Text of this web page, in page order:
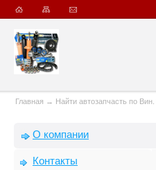
Главная → Найти автозапчасть по
О компании
Контакты